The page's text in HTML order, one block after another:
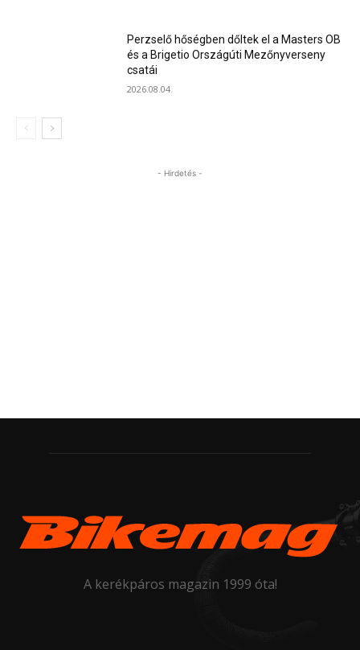
Perzselő hőségben dőltek el a Masters OB
és a Brigetio Országúti Mezőnyverseny
csatái
2026.08.04.
- Hirdetés -
A kerékpáros magazin 1999 óta!